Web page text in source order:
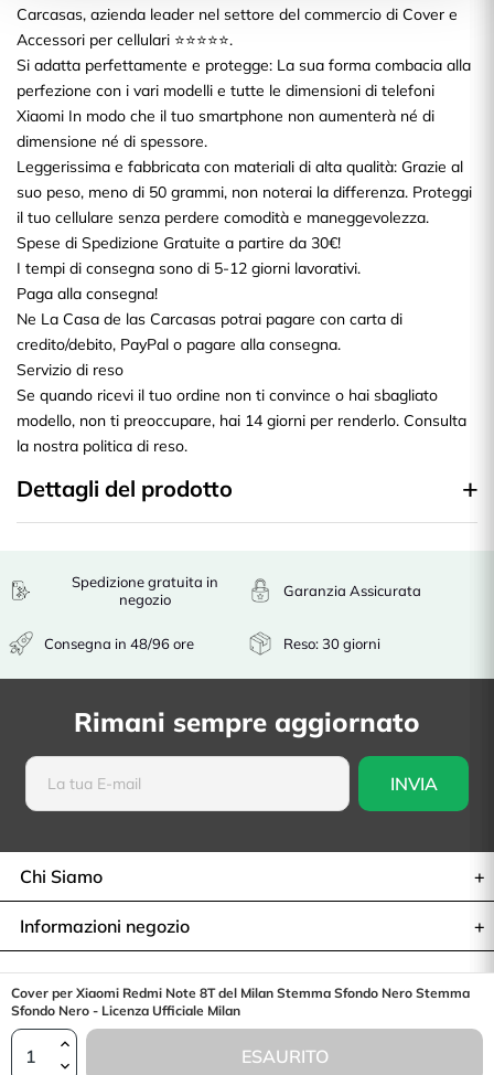
Cover per Xiaomi Redmi Note 8T del Milan Stemma Sfondo Nero Stemma
Sfondo Nero - Licenza Ufficiale Milan
ESAURITO
Carcasas, azienda leader nel settore del commercio di Cover e
Accessori per cellulari ⭐⭐⭐⭐⭐.
Si adatta perfettamente e protegge: La sua forma combacia alla
perfezione con i vari modelli e tutte le dimensioni di telefoni
Xiaomi In modo che il tuo smartphone non aumenterà né di
dimensione né di spessore.
Leggerissima e fabbricata con materiali di alta qualità: Grazie al
suo peso, meno di 50 grammi, non noterai la differenza. Proteggi
il tuo cellulare senza perdere comodità e maneggevolezza.
Spese di Spedizione Gratuite a partire da 30€!
I tempi di consegna sono di 5-12 giorni lavorativi.
Paga alla consegna!
Ne La Casa de las Carcasas potrai pagare con carta di
credito/debito, PayPal o pagare alla consegna.
Servizio di reso
Se quando ricevi il tuo ordine non ti convince o hai sbagliato
modello, non ti preoccupare, hai 14 giorni per renderlo. Consulta
la nostra politica di reso.
Dettagli del prodotto
Spedizione gratuita in
negozio
Consegna in 48/96 ore
Garanzia Assicurata
Reso: 30 giorni
Rimani sempre aggiornato
Chi Siamo
Informazioni negozio
Recesso dal contratto
© 2026— La Casa de Las Carcasas